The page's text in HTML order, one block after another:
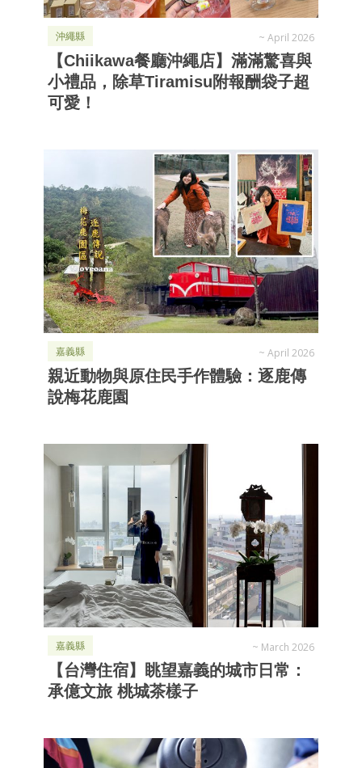
沖繩縣 ~April 2026
【Chiikawa餐廳沖繩店】滿滿驚喜與
小禮品，除草Tiramisu附報酬袋子超
可愛！
嘉義縣 ~April 2026
親近動物與原住民手作體驗：逐鹿傳
說梅花鹿園
嘉義縣 ~ March 2026
【台灣住宿】眺望嘉義的城市日常：
承億文旅 桃城茶樣子